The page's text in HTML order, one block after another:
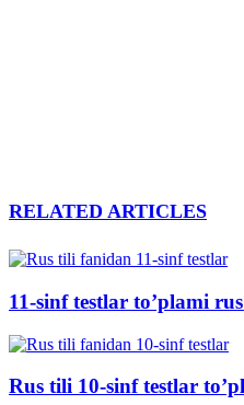
RELATED ARTICLES
11-sinf testlar to’plami
Rus tili 10-sinf testlar